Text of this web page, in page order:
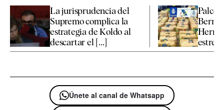
La jurisprudencia del
Supremo complica la
estrategia de Koldo al
descartar el [...]
Únete al canal de Whatsapp